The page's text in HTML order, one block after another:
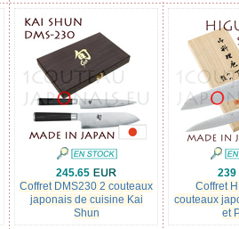
245.65
Coffret DMS230 2 couteaux
japonais de cuisine Kai
Shun
239
Coffret
couteaux
et